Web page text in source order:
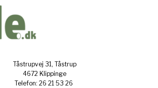
Tåstrupvej 31, Tåstrup
4672 Klippinge
Telefon: 26 21 53 26